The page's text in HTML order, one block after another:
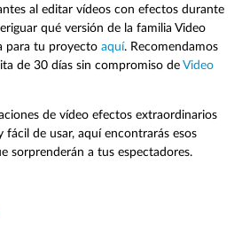
al editar vídeos con efectos durante
qué versión de la familia Video
para tu proyecto aquí. Recomendamos
de 30 días sin compromiso de Video
de vídeo efectos extraordinarios
de usar, aquí encontrarás esos
sorprenderán a tus espectadores.